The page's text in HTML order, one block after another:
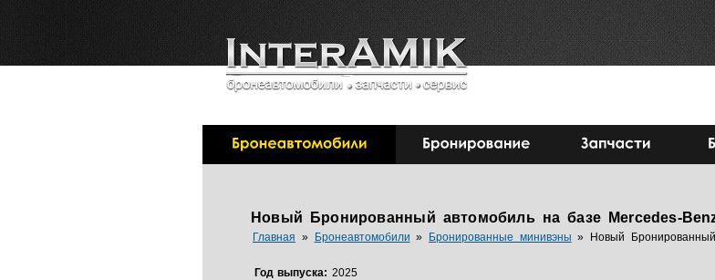
Новый Бронированный автомобиль на базе Mercedes-
Главная » Бронеавтомобили » Бронированные минивэны » Новый
Год выпуска: 2025